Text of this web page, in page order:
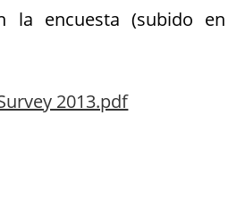
la encuesta (subido en
2013.pdf